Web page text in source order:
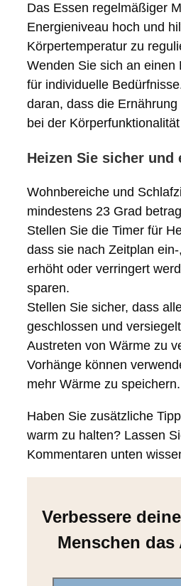
Das Essen regelmäßiger
Energieniveau hoch und
Körpertemperatur zu
Wenden Sie sich an einen
für individuelle
daran, dass die
bei der
Heizen Sie sicher und
Wohnbereiche und
mindestens 23 Grad
Stellen Sie die Timer für
dass sie nach Zeitplan
erhöht oder verringert
sparen.
Stellen Sie sicher, dass
geschlossen und
Austreten von Wärme zu
Vorhänge können
mehr Wärme zu speichern.
Haben Sie zusätzliche
warm zu halten? Lassen
Kommentaren unten
Verbessere
Menschen das